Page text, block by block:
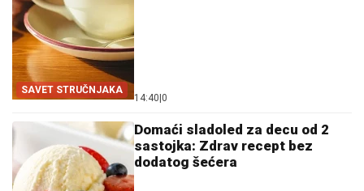
SAVET STRUČNJAKA
14:40 0
Domaći sladoled za decu od 2
sastojka: Zdrav recept bez
dodatog šećera